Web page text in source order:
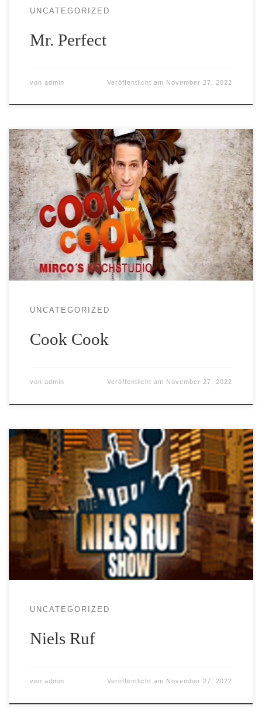
UNCATEGORIZED
Mr. Perfect
von admin Veröffentlicht am November 27, 2022
UNCATEGORIZED
Cook Cook
von admin Veröffentlicht am November 27, 2022
UNCATEGORIZED
Niels Ruf
von admin Veröffentlicht am November 27, 2022